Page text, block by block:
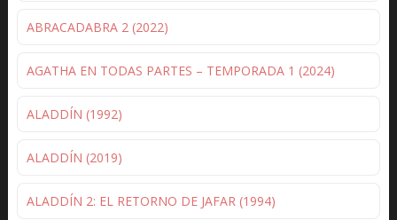
ABRACADABRA 2 (2022)
AGATHA EN TODAS PARTES – TEMPORADA 1 (2024)
ALADDÍN (1992)
ALADDÍN (2019)
ALADDÍN 2: EL RETORNO DE JAFAR (1994)